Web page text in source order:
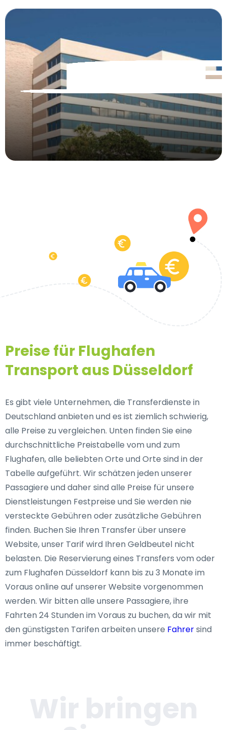
Preise für Flughafen
Transport aus Düsseldorf
Es gibt viele Unternehmen, die Transferdienste in
Deutschland anbieten und es ist ziemlich schwierig,
alle Preise zu vergleichen. Unten finden Sie eine
durchschnittliche Preistabelle vom und zum
Flughafen, alle beliebten Orte und Orte sind in der
Tabelle aufgeführt. Wir schätzen jeden unserer
Passagiere und daher sind alle Preise für unsere
Dienstleistungen Festpreise und Sie werden nie
versteckte Gebühren oder zusätzliche Gebühren
finden. Buchen Sie Ihren Transfer über unsere
Website, unser Tarif wird Ihren Geldbeutel nicht
belasten. Die Reservierung eines Transfers vom oder
zum Flughafen Düsseldorf kann bis zu 3 Monate im
Voraus online auf unserer Website vorgenommen
werden. Wir bitten alle unsere Passagiere, ihre
Fahrten 24 Stunden im Voraus zu buchen, da wir mit
den günstigsten Tarifen arbeiten unsere Fahrersind
immer beschäftigt.